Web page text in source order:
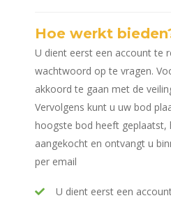
Hoe werkt
U dient eerst een account te
wachtwoord op te vragen.
akkoord te gaan met de
Vervolgens kunt u uw bod
hoogste bod heeft geplaatst,
aangekocht en ontvangt u
per email
U dient eerst een